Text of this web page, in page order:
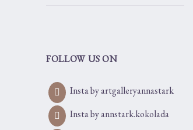
FOLLOW US ON
Insta by artgalleryannastark
Insta by annstark.kokolada